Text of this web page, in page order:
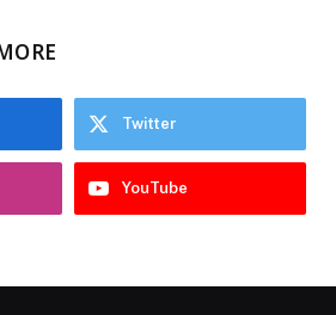
Twitter
YouTube